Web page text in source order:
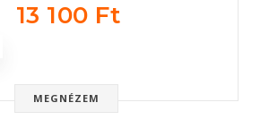
13 100 Ft
MEGNÉZEM